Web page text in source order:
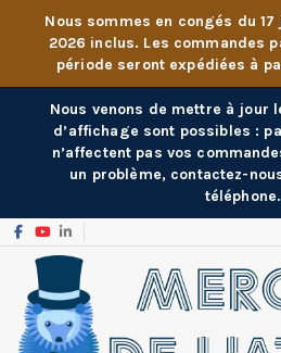
Nous sommes en congés du
2026 inclus. Les commandes
période seront expédiées à
Nous venons de mettre à jour
d’affichage sont possibles :
n’affectent pas vos
un problème, contactez-
téléphone.